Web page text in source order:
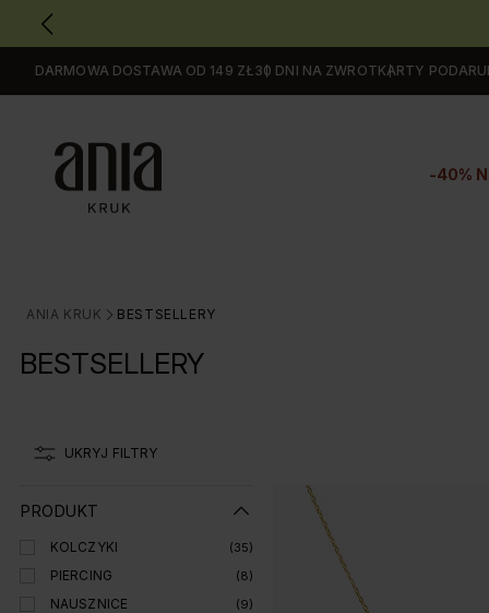
GŁÓWNEJ
ZAWARTOŚCI
FILTRÓW
DARMOWA DOSTAWA OD 149 ZŁ30 DNI NA ZWROTKARTY
-40%
ANIA KRUK
>
BESTSELLERY
BESTSELLERY
UKRYJ FILTRY
PRODUKT
KOLCZYKI (35)
PIERCING (8)
NAUSZNICE (9)
Lista produtów